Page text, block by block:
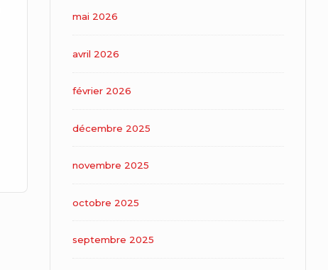
mai 2026
avril 2026
février 2026
décembre 2025
novembre 2025
octobre 2025
septembre 2025